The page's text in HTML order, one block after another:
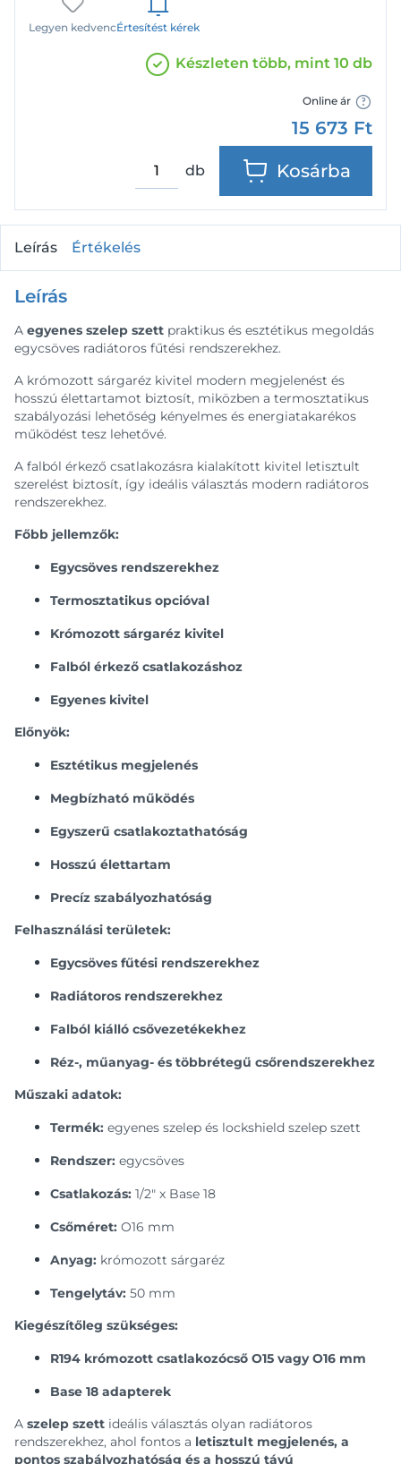
Legyen kedvencÉrtesítést kérek
Készleten több, mint 10 db
Online ár
15 673 Ft
db Kosárba
Leírás Értékelés
Leírás
A egyenes szelep szett praktikus és esztétikus megoldás
egycsöves radiátoros fűtési rendszerekhez.
A krómozott sárgaréz kivitel modern megjelenést és
hosszú élettartamot biztosít, miközben a termosztatikus
szabályozási lehetőség kényelmes és energiatakarékos
működést tesz lehetővé.
A falból érkező csatlakozásra kialakított kivitel letisztult
szerelést biztosít, így ideális választás modern radiátoros
rendszerekhez.
Főbb jellemzők:
Egycsöves rendszerekhez
Termosztatikus opcióval
Krómozott sárgaréz kivitel
Falból érkező csatlakozáshoz
Egyenes kivitel
Előnyök:
Esztétikus megjelenés
Megbízható működés
Egyszerű csatlakoztathatóság
Hosszú élettartam
Precíz szabályozhatóság
Felhasználási területek:
Egycsöves fűtési rendszerekhez
Radiátoros rendszerekhez
Falból kiálló csővezetékekhez
Réz-, műanyag- és többrétegű csőrendszerekhez
Műszaki adatok:
Termék: egyenes szelep és lockshield szelep szett
Rendszer: egycsöves
Csatlakozás: 1/2" x Base 18
Csőméret: O16 mm
Anyag: krómozott sárgaréz
Tengelytáv: 50 mm
Kiegészítőleg szükséges:
R194 krómozott csatlakozócső O15 vagy O16 mm
Base 18 adapterek
A szelep szett ideális választás olyan radiátoros
rendszerekhez, ahol fontos a letisztult megjelenés, a
pontos szabályozhatóság és a hosszú távú